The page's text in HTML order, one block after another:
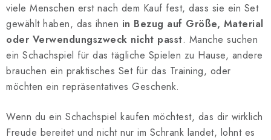
SCHACH GESCHENKE
GESCHÄFTSBEDINGUNGEN
KONTAKT
Über uns
Schachblog
Geschäftsbedingungen
viele Menschen erst nach dem Kauf fest, dass sie ein Set
gewählt haben, das ihnen in Bezug auf Größe, Material
oder Verwendungszweck nicht passt. Manche suchen
ein Schachspiel für das tägliche Spielen zu Hause, andere
brauchen ein praktisches Set für das Training, oder
möchten ein repräsentatives Geschenk.
Wenn du ein Schachspiel kaufen möchtest, das dir wirklich
Freude bereitet und nicht nur im Schrank landet, lohnt es